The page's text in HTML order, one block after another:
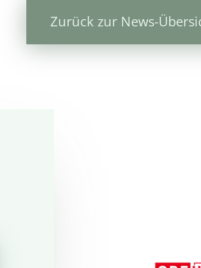
Zurück zur News-